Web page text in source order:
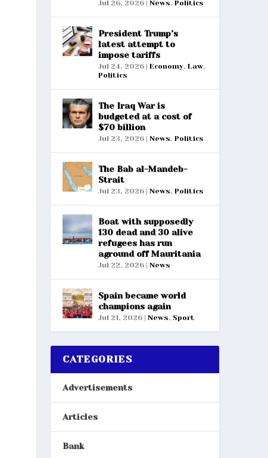
Jul 26, 2026| News, Politics
President Trump’s
latest attempt to
impose tariffs
Jul 24, 2026| Economy, Law,
Politics
The Iraq War is
budgeted at a cost of
$70 billion
Jul 23, 2026| News, Politics
The Bab al-Mandeb-
Strait
Jul 23, 2026| News, Politics
Boat with supposedly
130 dead and 30 alive
refugees has run
aground off Mauritania
Jul 22, 2026| News
Spain became world
champions again
Jul 21, 2026| News, Sport
CATEGORIES
Advertisements
Articles
Bank